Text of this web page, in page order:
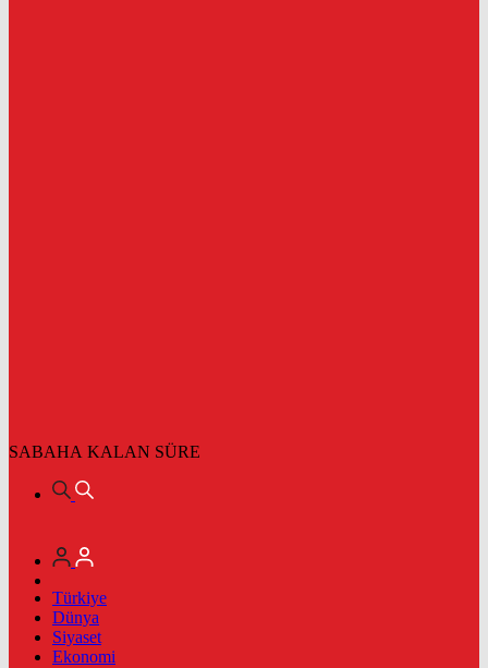
SABAHA KALAN SÜRE
Türkiye
Dünya
Siyaset
Ekonomi